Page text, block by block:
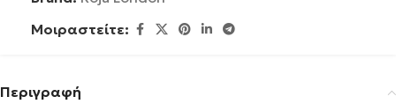
Μοιραστείτε:
Περιγραφή